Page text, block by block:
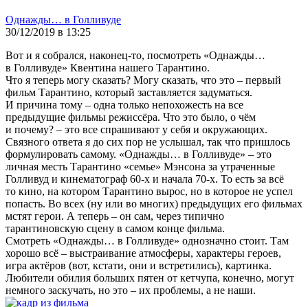
Однажды… в Голливуде
30/12/2019 в 13:25
Вот и я собрался, наконец-то, посмотреть «Однажды…
в Голливуде» Квентина нашего Тарантино.
Что я теперь могу сказать? Могу сказать, что это – первый
фильм Тарантино, который заставляется задуматься.
И причина тому – одна только непохожесть на все
предыдущие фильмы режиссёра. Что это было, о чём
и почему? – это все спрашивают у себя и окружающих.
Связного ответа я до сих пор не услышал, так что пришлось
формулировать самому. «Однажды… в Голливуде» – это
личная месть Тарантино «семье» Мэнсона за утраченные
Голливуд и кинематограф 60-х и начала 70-х. То есть за всё
то кино, на котором Тарантино вырос, но в которое не успел
попасть. Во всех (ну или во многих) предыдущих его фильмах
мстят герои. А теперь – он сам, через типично
тарантиновскую сцену в самом конце фильма.
Смотреть «Однажды… в Голливуде» однозначно стоит. Там
хорошо всё – выстраивание атмосферы, характеры героев,
игра актёров (вот, кстати, они и встретились), картинка.
Любители обилия больших пятен от кетчупа, конечно, могут
немного заскучать, но это – их проблемы, а не наши.